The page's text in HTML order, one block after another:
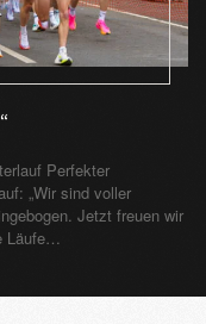
Perfekter
„Wir sind voller
Jetzt freuen wir
Läufe…